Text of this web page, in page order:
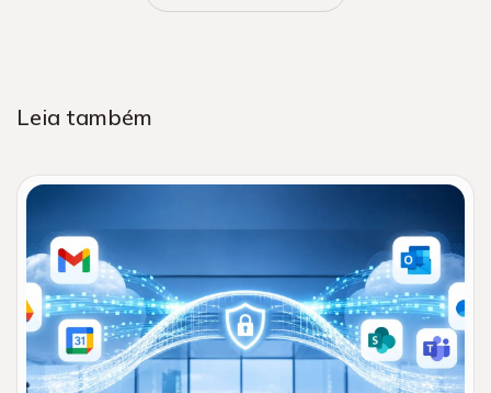
Leia também